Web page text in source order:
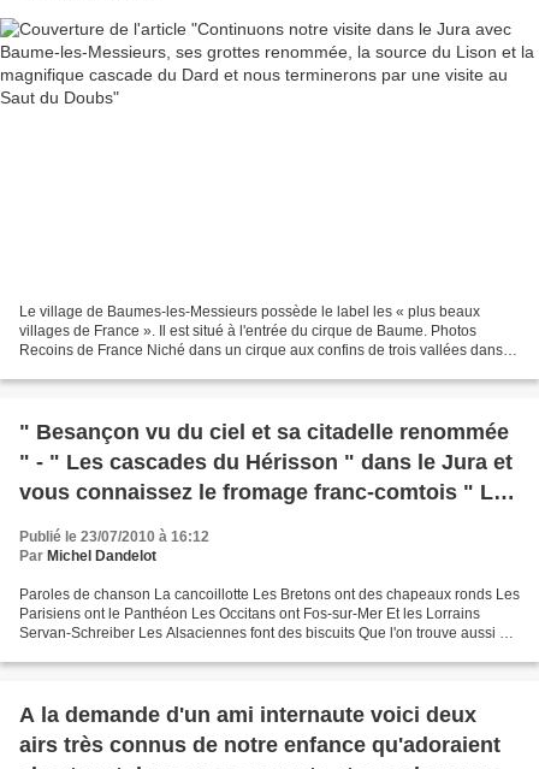
Le village de Baumes-les-Messieurs possède le label les « plus beaux
villages de France ». Il est situé à l'entrée du cirque de Baume. Photos
Recoins de France Niché dans un cirque aux confins de trois vallées dans
" Besançon vu du ciel et sa citadelle renommée
" - " Les cascades du Hérisson " dans le Jura et
vous connaissez le fromage franc-comtois " La
Publié le 23/07/2010 à 16:12
Par Michel Dandelot
Paroles de chanson La cancoillotte Les Bretons ont des chapeaux ronds Les
Parisiens ont le Panthéon Les Occitans ont Fos-sur-Mer Et les Lorrains
Servan-Schreiber Les Alsaciennes font des biscuits Que l'on trouve aussi à
A la demande d'un ami internaute voici deux
airs très connus de notre enfance qu'adoraient